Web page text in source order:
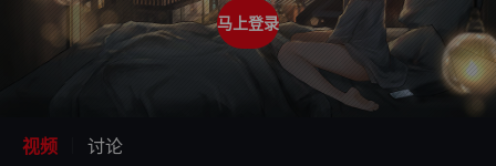
马上登录
视频 讨论